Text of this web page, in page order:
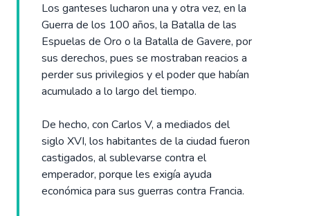
Los ganteses lucharon una y otra vez, en la
Guerra de los 100 años, la Batalla de las
Espuelas de Oro o la Batalla de Gavere, por
sus derechos, pues se mostraban reacios a
perder sus privilegios y el poder que habían
acumulado a lo largo del tiempo.
De hecho, con Carlos V, a mediados del
siglo XVI, los habitantes de la ciudad fueron
castigados, al sublevarse contra el
emperador, porque les exigía ayuda
económica para sus guerras contra Francia.